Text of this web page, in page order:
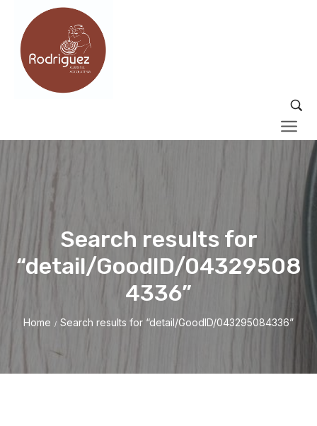
Search results for
“detail/GoodID/04329508
4336”
Home / Search results for “detail/GoodID/043295084336”